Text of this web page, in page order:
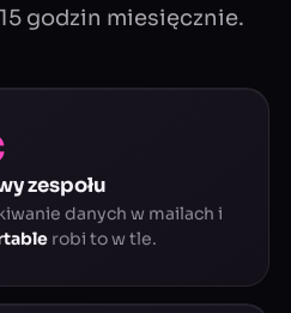
godzin miesięcznie.
zespołu
danych w mailach i
robi to w tle.